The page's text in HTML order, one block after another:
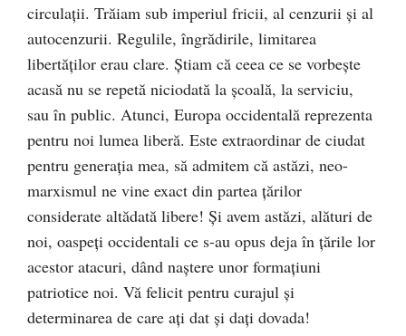
circulații. Trăiam sub imperiul fricii, al cenzurii și al
autocenzurii. Regulile, îngrădirile, limitarea
libertăților erau clare. Știam că ceea ce se vorbește
acasă nu se repetă niciodată la școală, la serviciu,
sau în public. Atunci, Europa occidentală reprezenta
pentru noi lumea liberă. Este extraordinar de ciudat
pentru generația mea, să admitem că astăzi, neo-
marxismul ne vine exact din partea țărilor
considerate altădată libere! Și avem astăzi, alături de
noi, oaspeți occidentali ce s-au opus deja în țările lor
acestor atacuri, dând naștere unor formațiuni
patriotice noi. Vă felicit pentru curajul și
determinarea de care ați dat și dați dovada!